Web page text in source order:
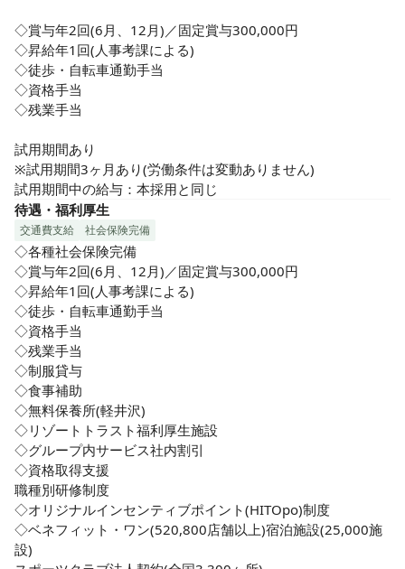
◇賞与年2回(6月、12月)／固定賞与300,000円
◇昇給年1回(人事考課による)
◇徒歩・自転車通勤手当
◇資格手当
◇残業手当
試用期間あり
※試用期間3ヶ月あり(労働条件は変動ありません)
試用期間中の給与：本採用と同じ
待遇・福利厚生
交通費支給 社会保険完備
◇各種社会保険完備
◇賞与年2回(6月、12月)／固定賞与300,000円
◇昇給年1回(人事考課による)
◇徒歩・自転車通勤手当
◇資格手当
◇残業手当
◇制服貸与
◇食事補助
◇無料保養所(軽井沢)
◇リゾートトラスト福利厚生施設
◇グループ内サービス社内割引
◇資格取得支援
職種別研修制度
◇オリジナルインセンティブポイント(HITOpo)制度
◇ベネフィット・ワン(520,800店舗以上)宿泊施設(25,000施
設)